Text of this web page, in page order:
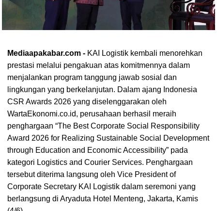
Mediaapakabar.com - KAI Logistik kembali menorehkan
prestasi melalui pengakuan atas komitmennya dalam
menjalankan program tanggung jawab sosial dan
lingkungan yang berkelanjutan. Dalam ajang Indonesia
CSR Awards 2026 yang diselenggarakan oleh
WartaEkonomi.co.id, perusahaan berhasil meraih
penghargaan “The Best Corporate Social Responsibility
Award 2026 for Realizing Sustainable Social Development
through Education and Economic Accessibility” pada
kategori Logistics and Courier Services. Penghargaan
tersebut diterima langsung oleh Vice President of
Corporate Secretary KAI Logistik dalam seremoni yang
berlangsung di Aryaduta Hotel Menteng, Jakarta, Kamis